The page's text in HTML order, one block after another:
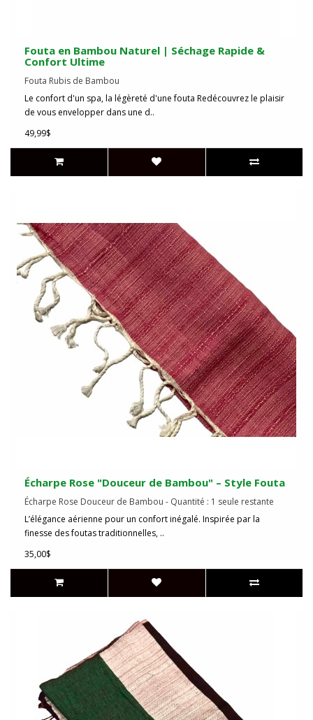
Fouta en Bambou Naturel | Séchage Rapide &
Confort Ultime
Fouta Rubis de Bambou
Le confort d'un spa, la légèreté d'une fouta Redécouvrez le plaisir
de vous envelopper dans une d..
49,99$
Écharpe Rose "Douceur de Bambou" – Style Fouta
Écharpe Rose Douceur de Bambou - Quantité : 1 seule restante
L’élégance aérienne pour un confort inégalé. Inspirée par la
finesse des foutas traditionnelles, ..
35,00$